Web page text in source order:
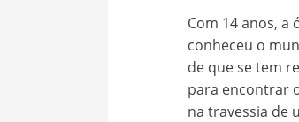
Com 14 anos, a
conheceu o
de que se tem
para encontrar
na travessia de